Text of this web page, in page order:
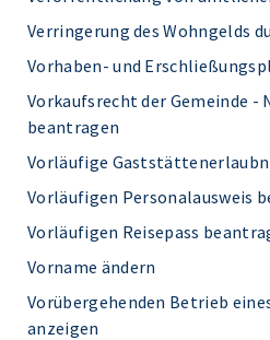
Verringerung des Wohngelds
Vorhaben- und
Vorkaufsrecht der Gemeinde -
beantragen
Vorläufige
Vorläufigen Personalausweis
Vorläufigen Reisepass
Vorname ändern
Vorübergehenden Betrieb
anzeigen